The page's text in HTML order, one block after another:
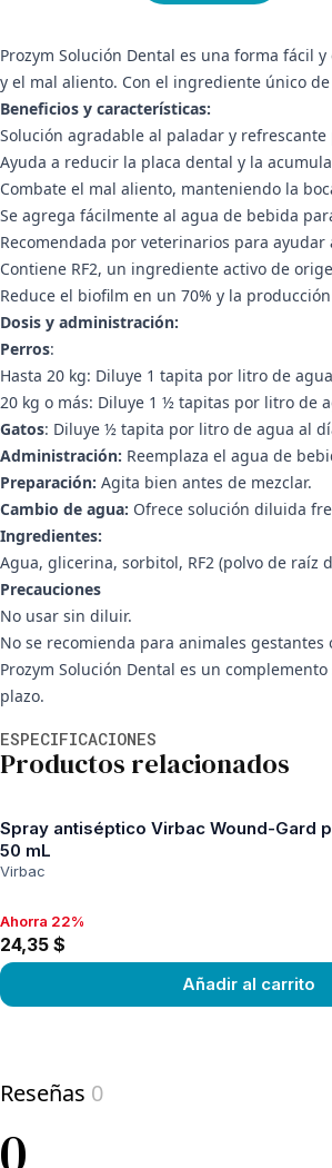
Prozym Solución Dental es una forma fácil
y el mal aliento. Con el ingrediente único
Beneficios y características:
Solución agradable al paladar y
Ayuda a reducir la placa dental y la
Combate el mal aliento, manteniendo la
Se agrega fácilmente al agua de bebida
Recomendada por veterinarios para
Contiene RF2, un ingrediente activo de
Reduce el biofilm en un 70% y la
Dosis y administración:
Perros:
Hasta 20 kg: Diluye 1 tapita por litro de
20 kg o más: Diluye 1 ½ tapitas por litro de
Gatos: Diluye ½ tapita por litro de agua al
Administración: Reemplaza el agua de
Preparación: Agita bien antes de mezclar.
Cambio de agua: Ofrece solución diluida
Ingredientes:
Agua, glicerina, sorbitol, RF2 (polvo de raíz
Precauciones
No usar sin diluir.
No se recomienda para animales gestantes
Prozym Solución Dental es un
plazo.
ESPECIFICACIONES
Productos relacionados
Spray antiséptico Virbac Wound-Gard
50 mL
Virbac
Ahorra 22%, 24,35 $
Ahorra 22%
24,35 $
Añadir al carrito
Reseñas 0
0